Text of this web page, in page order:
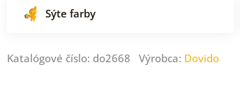
Sýte farby
Katalógové číslo: do2668 Výrobca: Dovido